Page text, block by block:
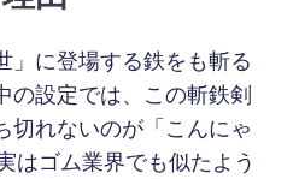
」に登場する鉄をも斬る
の設定では、この斬鉄剣
切れないのが「こんにゃ
はゴム業界でも似たよう